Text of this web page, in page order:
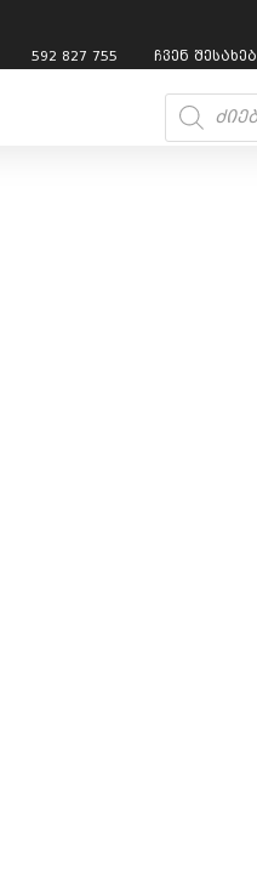
592 827 755 ჩვენ შესახებ